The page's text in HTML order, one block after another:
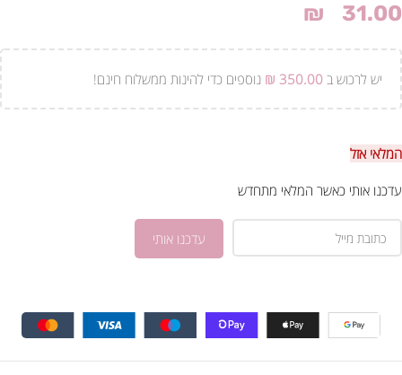
₪ 31.00
יש לרכוש ב ₪ 350.00 נוספים כדי להינות ממשלוח חינם!
המלאי אזל
עדכנו אותי כאשר המלאי מתחדש